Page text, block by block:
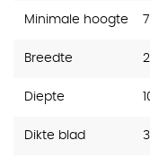
Minimale hoogte
Breedte
Diepte
Dikte blad